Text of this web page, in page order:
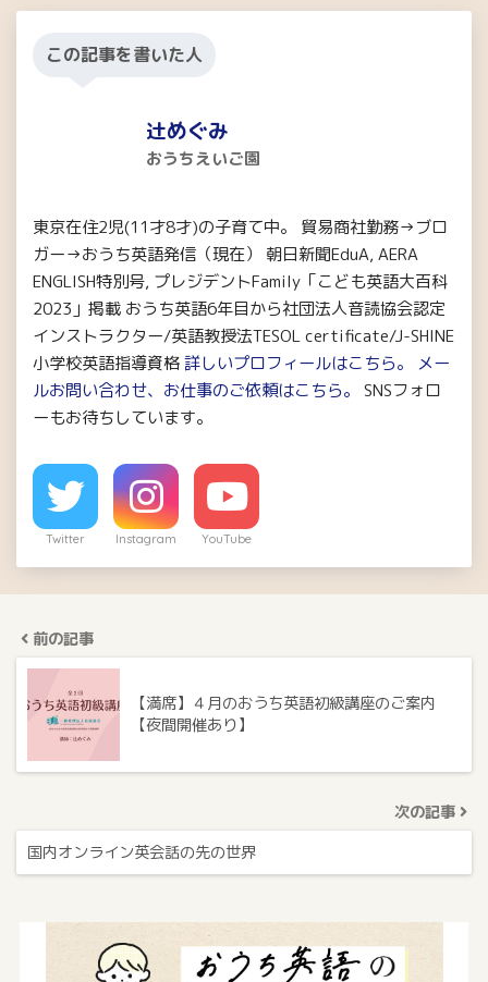
この記事を書いた人
辻めぐみ
おうちえいご園
東京在住2児(11才8才)の子育て中。 貿易商社勤務→ブロ
ガー→おうち英語発信（現在） 朝日新聞EduA, AERA
ENGLISH特別号, プレジデントFamily「こども英語大百科
2023」掲載 おうち英語6年目から社団法人音読協会認定
インストラクター/英語教授法TESOL certificate/J-SHINE
小学校英語指導資格詳しいプロフィールはこちら。
メー
ルお問い合わせ、お仕事のご依頼はこちら。
SNSフォロ
ーもお待ちしています。
Twitter Instagram YouTube
前の記事
【満席】４月のおうち英語初級講座のご案内
【夜間開催あり】
次の記事
国内オンライン英会話の先の世界